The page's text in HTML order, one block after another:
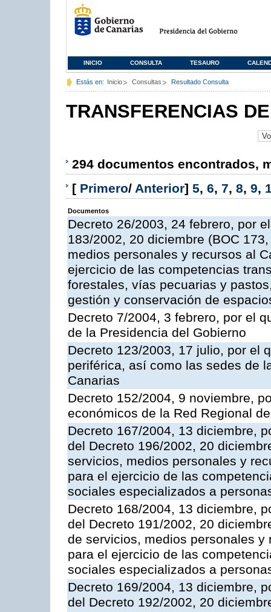
INICIO CONSULTA TESAURO
Estás en: Inicio Consultas Resultado Consulta
TRANSFERENCIAS
294 documentos encontrados,
[ Primero/ Anterior] 5, 6, 7, 8, 9,
Documentos
Decreto 26/2003, 24 febrero, por
183/2002, 20 diciembre (BOC
medios personales y recursos al
ejercicio de las competencias
forestales, vías pecuarias y
gestión y conservación de
Decreto 7/2004, 3 febrero, por el
de la Presidencia del Gobierno
Decreto 123/2003, 17 julio, por el
periférica, así como las sedes de
Canarias
Decreto 152/2004, 9 noviembre,
económicos de la Red Regional
Decreto 167/2004, 13 diciembre,
del Decreto 196/2002, 20
servicios, medios personales y
para el ejercicio de las
sociales especializados a
Decreto 168/2004, 13 diciembre,
del Decreto 191/2002, 20
de servicios, medios personales
para el ejercicio de las
sociales especializados a
Decreto 169/2004, 13 diciembre,
del Decreto 192/2002, 20